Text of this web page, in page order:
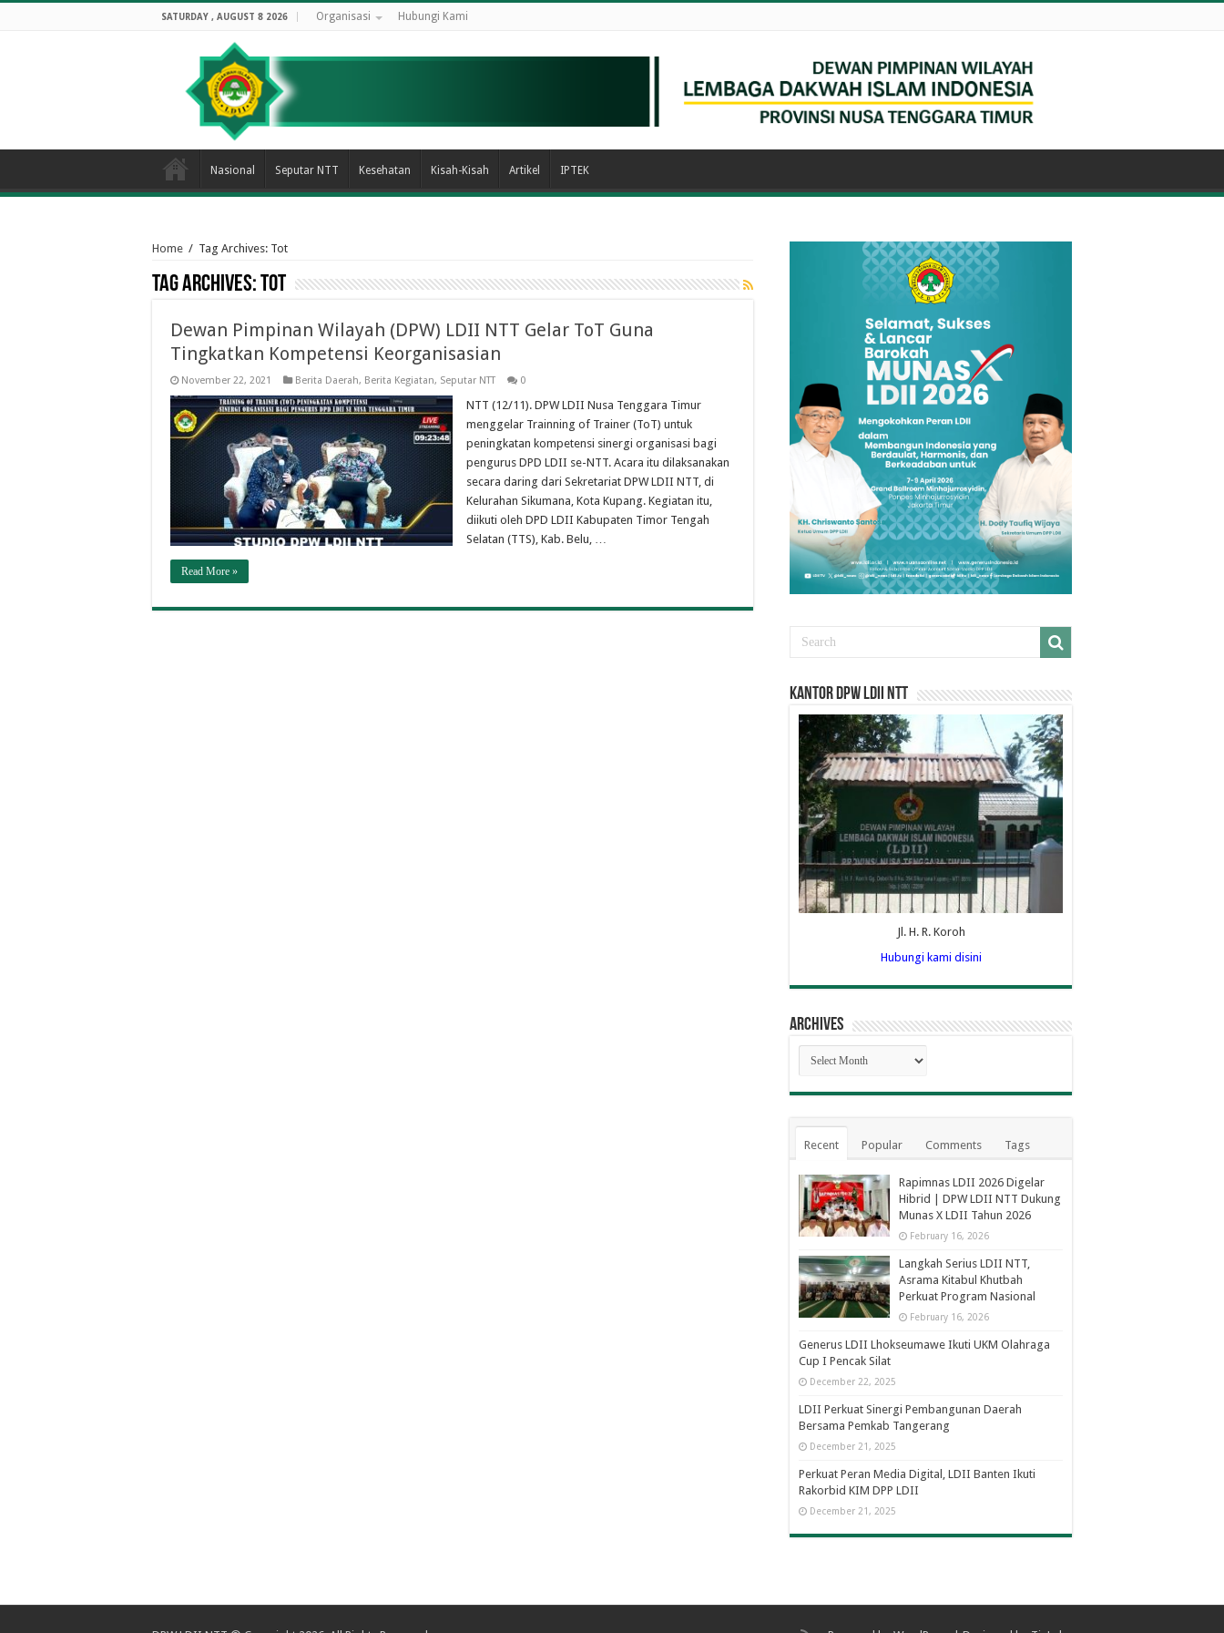
SATURDAY , AUGUST 8 2026 Organisasi Hubungi Kami
Nasional Seputar NTT Kesehatan Kisah-Kisah Artikel IPTEK
Home / Tag Archives: Tot
Tag Archives:Tot
Dewan Pimpinan Wilayah (DPW) LDII NTT Gelar ToT Guna
Tingkatkan Kompetensi Keorganisasian
November 22, 2021 Berita Daerah, Berita Kegiatan, Seputar NTT 0
NTT (12/11). DPW LDII Nusa Tenggara Timur
menggelar Trainning of Trainer (ToT) untuk
peningkatan kompetensi sinergi organisasi bagi
pengurus DPD LDII se-NTT. Acara itu dilaksanakan
secara daring dari Sekretariat DPW LDII NTT, di
Kelurahan Sikumana, Kota Kupang. Kegiatan itu,
diikuti oleh DPD LDII Kabupaten Timor Tengah
Selatan (TTS), Kab. Belu, …
Read More »
Kantor DPW LDII NTT
Jl. H. R. Koroh
Hubungi kami disini
Archives
Archives
Recent Popular Comments Tags
Rapimnas LDII 2026 Digelar
Hibrid | DPW LDII NTT Dukung
Munas X LDII Tahun 2026
February 16, 2026
Langkah Serius LDII NTT,
Asrama Kitabul Khutbah
Perkuat Program Nasional
February 16, 2026
Generus LDII Lhokseumawe Ikuti UKM Olahraga
Cup I Pencak Silat
December 22, 2025
LDII Perkuat Sinergi Pembangunan Daerah
Bersama Pemkab Tangerang
December 21, 2025
Perkuat Peran Media Digital, LDII Banten Ikuti
Rakorbid KIM DPP LDII
December 21, 2025